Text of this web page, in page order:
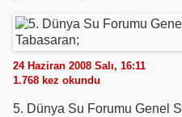
24 Haziran 2008 Salı, 16:11
1.768 kez okundu
5. Dünya Su Forumu Genel